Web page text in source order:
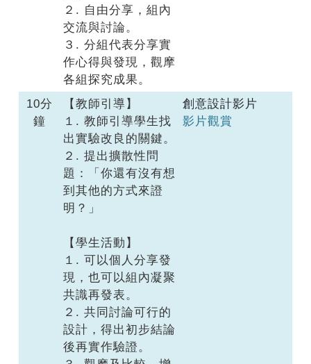
２. 自由分享，組內
交流與討論。
３. 分組代表分享實
作心得與發現，觀摩
各組探究成果。
10分
鐘
【教師引導】
１. 教師引導學生找
出實驗改良的關鍵。
２. 提出擴散性問
題：「你還有沒有想
到其他的方式來證
明？」
【學生活動】
１. 可以個人分享發
現，也可以組內凝聚
共識再發表。
２. 共同討論可行的
設計，得出初步結論
後再實作驗證。
創意設計影片
影片觀賞